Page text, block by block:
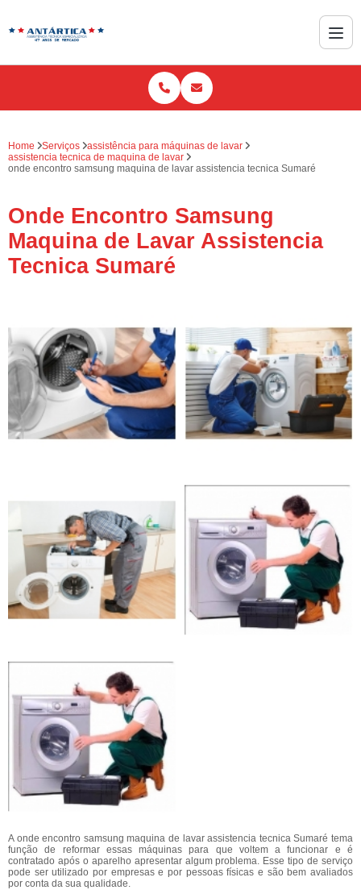
Home Serviços
assistência para máquinas de lavar
assistencia tecnica de maquina de lavar
onde encontro samsung maquina de lavar assistencia tecnica Sumaré
Onde Encontro Samsung
Maquina de Lavar Assistencia
Tecnica Sumaré
A onde encontro samsung maquina de lavar assistencia tecnica Sumaré tema
função de reformar essas máquinas para que voltem a funcionar e é
contratado após o aparelho apresentar algum problema. Esse tipo de serviço
pode ser utilizado por empresas e por pessoas físicas e são bem avaliados
por conta da sua qualidade.